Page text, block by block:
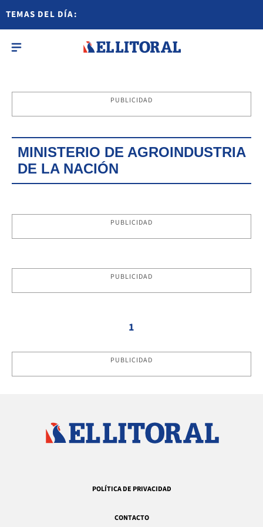
TEMAS DEL DÍA:
PUBLICIDAD
MINISTERIO DE AGROINDUSTRIA
DE LA NACIÓN
PUBLICIDAD
PUBLICIDAD
1
PUBLICIDAD
POLÍTICA DE PRIVACIDAD
CONTACTO